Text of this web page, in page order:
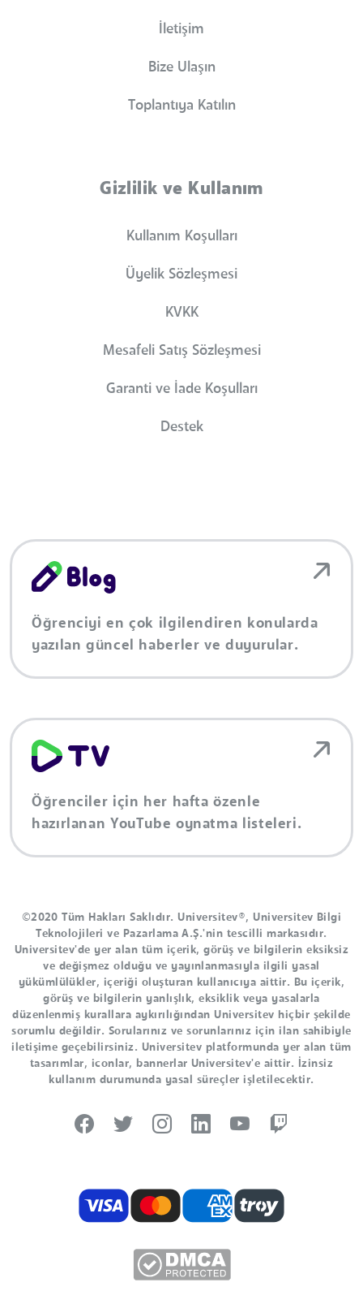
İletişim
Bize Ulaşın
Toplantıya Katılın
Gizlilik ve Kullanım
Kullanım Koşulları
Üyelik Sözleşmesi
KVKK
Mesafeli Satış Sözleşmesi
Garanti ve İade Koşulları
Destek
Öğrenciyi en çok ilgilendiren konularda
yazılan güncel haberler ve duyurular.
Öğrenciler için her hafta özenle
hazırlanan YouTube oynatma listeleri.
©2020 Tüm Hakları Saklıdır. Universitev®, Universitev Bilgi
Teknolojileri ve Pazarlama A.Ş.'nin tescilli markasıdır.
Universitev'de yer alan tüm içerik, görüş ve bilgilerin eksiksiz
ve değişmez olduğu ve yayınlanmasıyla ilgili yasal
yükümlülükler, içeriği oluşturan kullanıcıya aittir. Bu içerik,
görüş ve bilgilerin yanlışlık, eksiklik veya yasalarla
düzenlenmiş kurallara aykırılığından Universitev hiçbir şekilde
sorumlu değildir. Sorularınız ve sorunlarınız için ilan sahibiyle
iletişime geçebilirsiniz. Universitev platformunda yer alan tüm
tasarımlar, iconlar, bannerlar Universitev'e aittir. İzinsiz
kullanım durumunda yasal süreçler işletilecektir.